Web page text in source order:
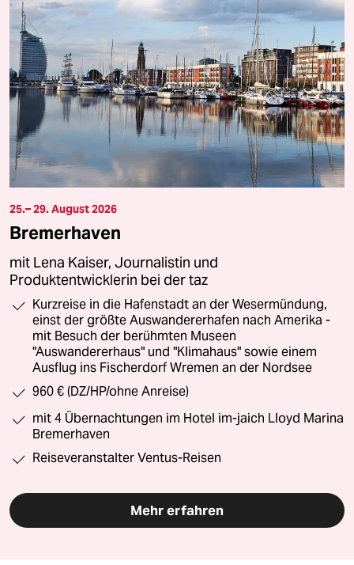
25.– 29. August 2026
Bremerhaven
mit Lena Kaiser, Journalistin und
Produktentwicklerin bei der taz
Kurzreise in die Hafenstadt an der Wesermündung,
einst der größte Auswandererhafen nach Amerika -
mit Besuch der berühmten Museen
"Auswandererhaus" und "Klimahaus" sowie einem
Ausflug ins Fischerdorf Wremen an der Nordsee
960 € (DZ/HP/ohne Anreise)
mit 4 Übernachtungen im Hotel im-jaich Lloyd Marina
Bremerhaven
Reiseveranstalter Ventus-Reisen
Mehr erfahren